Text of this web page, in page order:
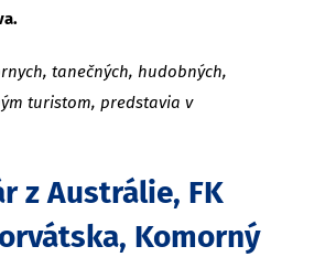
tanečných, hudobných,
turistom, predstavia v
z Austrálie, FK
Komorný